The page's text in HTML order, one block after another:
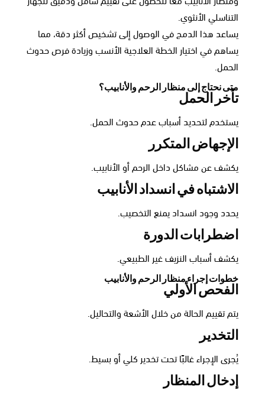
التناسلي الأنثوي.
يساعد هذا الدمج في الوصول إلى تشخيص أكثر دقة، مما
يساهم في اختيار الخطة العلاجية الأنسب وزيادة فرص حدوث
الحمل.
متى نحتاج إلى منظار الرحم والأنابيب؟
تأخر الحمل
يستخدم لتحديد أسباب عدم حدوث الحمل.
الإجهاض المتكرر
يكشف عن مشاكل داخل الرحم أو الأنابيب.
الاشتباه في انسداد الأنابيب
يحدد وجود انسداد يمنع التخصيب.
اضطرابات الدورة
يكشف أسباب النزيف غير الطبيعي.
خطوات إجراء منظار الرحم والأنابيب
الفحص الأولي
يتم تقييم الحالة من خلال الأشعة والتحاليل.
التخدير
يُجرى الإجراء غالبًا تحت تخدير كلي أو بسيط.
إدخال المنظار